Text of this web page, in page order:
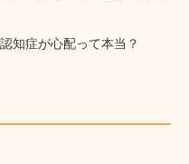
知症が心配って本当？